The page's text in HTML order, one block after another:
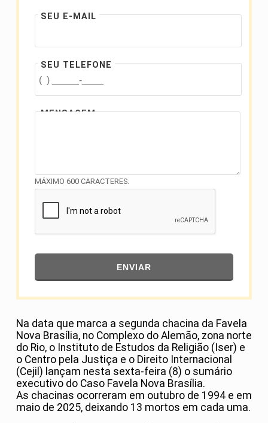
SEU E-MAIL
SEU TELEFONE
MENSAGEM
MÁXIMO 600 CARACTERES.
ENVIAR
Na data que marca a segunda chacina da Favela
Nova Brasília, no Complexo do Alemão, zona norte
do Rio, o Instituto de Estudos da Religião (Iser) e
o Centro pela Justiça e o Direito Internacional
(Cejil) lançam nesta sexta-feira (8) o sumário
executivo do Caso Favela Nova Brasília.
As chacinas ocorreram em outubro de 1994 e em
maio de 2025, deixando 13 mortos em cada uma.